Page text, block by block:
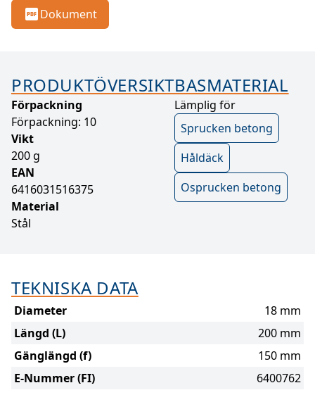
Dokument
PRODUKTÖVERSIKT
Förpackning
Förpackning: 10
Vikt
200 g
EAN
6416031516375
Material
Stål
BASMATERIAL
Lämplig för
Sprucken betong
Håldäck
Osprucken betong
TEKNISKA DATA
Diameter
18 mm
Längd (L)
200 mm
Gänglängd (f)
150 mm
E-Nummer (FI)
6400762